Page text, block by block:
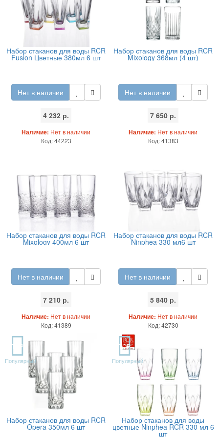
Набор стаканов для воды RCR
Fusion Цветные 380мл 6 шт
Нет в наличии
4 232 р.
Наличие: Нет в наличии
Код: 44223
Набор стаканов для воды RCR
Mixology 368мл (4 шт)
Нет в наличии
7 650 р.
Наличие: Нет в наличии
Код: 41383
Набор стаканов для воды RCR
Mixology 400мл 6 шт
Нет в наличии
7 210 р.
Наличие: Нет в наличии
Код: 41389
Набор стаканов для воды RCR
Ninphea 330 мл6 шт
Нет в наличии
5 840 р.
Наличие: Нет в наличии
Код: 42730
TOP
Популярный
Набор стаканов для воды RCR
Opera 350мл 6 шт
TOP
Популярный
Набор стаканов для воды
цветные Ninphea RCR 330 мл 6
шт